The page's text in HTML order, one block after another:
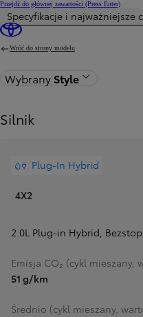
Przejdź do głównej zawartości (Press Enter)
Specyfikacje i najważniejsze
Wróć do strony modelu
Wybrany Style
Silnik
Plug-In Hybrid
4X2
2.0L Plug-in Hybrid,
Emisja CO₂ (cykl mieszany,
51 g/km
Średnio (cykl mieszany,